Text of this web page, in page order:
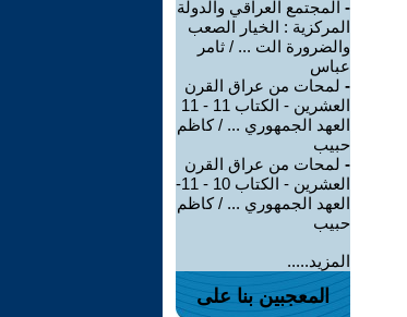
- المجتمع العراقي والدولة
المركزية : الخيار الصعب
والضرورة الت ... / ثامر
عباس
- لمحات من عراق القرن
العشرين - الكتاب 11 - 11
العهد الجمهوري ... / كاظم
حبيب
- لمحات من عراق القرن
العشرين - الكتاب 10 - 11-
العهد الجمهوري ... / كاظم
حبيب
المزيد.....
المعجبين بنا على